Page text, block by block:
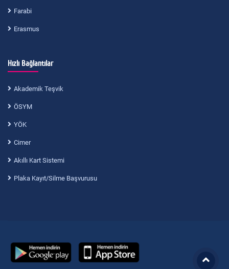
Farabi
Erasmus
Hızlı Bağlantılar
Akademik Teşvik
ÖSYM
YÖK
Cimer
Akıllı Kart Sistemi
Plaka Kayıt/Silme Başvurusu